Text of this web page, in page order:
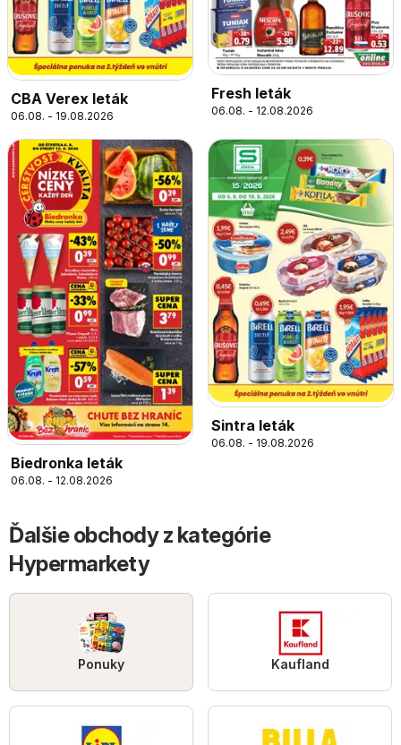
CBA Verex leták
06.08. - 19.08.2026
Fresh leták
06.08. - 12.08.2026
Biedronka leták
06.08. - 12.08.2026
Sintra leták
06.08. - 19.08.2026
Ďalšie obchody z kategórie
Hypermarkety
Ponuky Kaufland